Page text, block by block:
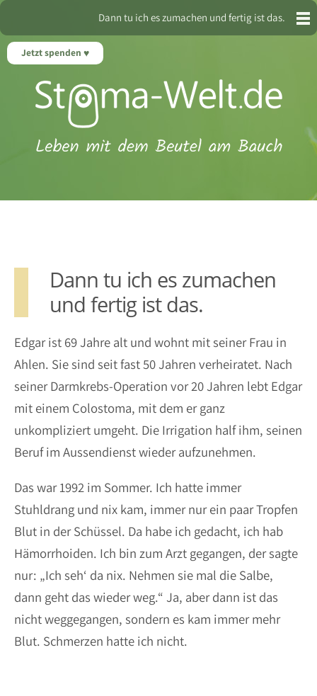
Jetzt spenden
Dann tu ich es zumachen und fertig ist das.
Dann tu ich es zumachen
und fertig ist das.
Edgar ist 69 Jahre alt und wohnt mit seiner Frau in
Ahlen. Sie sind seit fast 50 Jahren verheiratet. Nach
seiner Darmkrebs-Operation vor 20 Jahren lebt Edgar
mit einem Colostoma, mit dem er ganz
unkompliziert umgeht. Die Irrigation half ihm, seinen
Beruf im Aussendienst wieder aufzunehmen.
Das war 1992 im Sommer. Ich hatte immer
Stuhldrang und nix kam, immer nur ein paar Tropfen
Blut in der Schüssel. Da habe ich gedacht, ich hab
Hämorrhoiden. Ich bin zum Arzt gegangen, der sagte
nur: „Ich seh‘ da nix. Nehmen sie mal die Salbe,
dann geht das wieder weg.“ Ja, aber dann ist das
nicht weggegangen, sondern es kam immer mehr
Blut. Schmerzen hatte ich nicht.